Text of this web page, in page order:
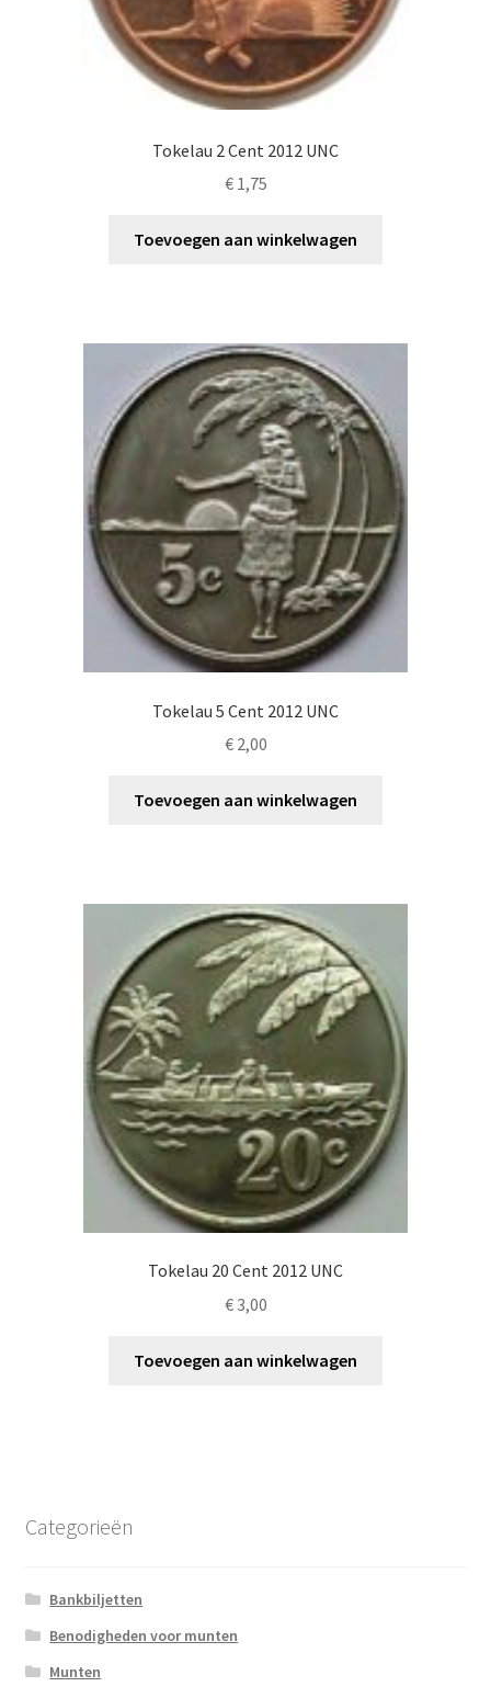
Tokelau 2 Cent 2012 UNC
€1,75
Toevoegen aan winkelwagen
Tokelau 5 Cent 2012 UNC
€2,00
Toevoegen aan winkelwagen
Tokelau 20 Cent 2012 UNC
€3,00
Toevoegen aan winkelwagen
Categorieën
Bankbiljetten
Benodigheden voor munten
Munten